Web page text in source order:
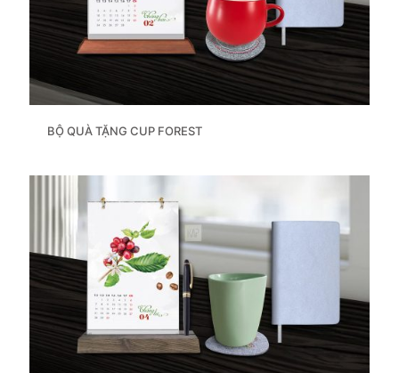
BỘ QUÀ TẶNG CUP FOREST